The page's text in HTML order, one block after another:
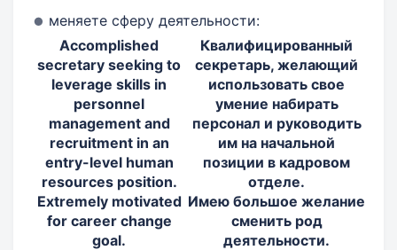
меняете сферу деятельности:
Accomplished
secretary seeking to
leverage skills in
personnel
management and
recruitment in an
entry-level human
resources position.
Квалифицированный
секретарь, желающий
использовать свое
умение набирать
персонал и руководить
им на начальной
позиции в кадровом
отделе.
Extremely motivated
for career change
goal.
Имею большое желание
сменить род
деятельности.